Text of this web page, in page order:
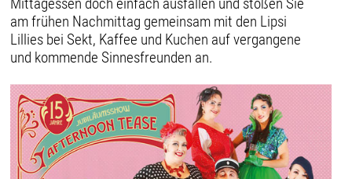
am frühen Nachmittag gemeinsam mit den Lipsi
Lillies bei Sekt, Kaffee und Kuchen auf vergangene
und kommende Sinnesfreunden an.